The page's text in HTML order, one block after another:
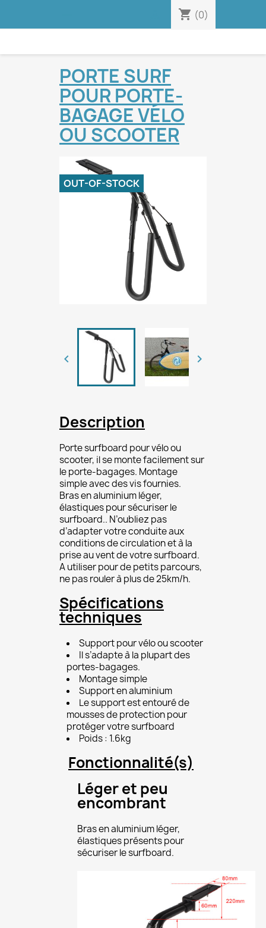
shopping_cart (0)
PORTE SURF
POUR PORTE-
BAGAGE VÉLO
OU SCOOTER
OUT-OF-STOCK
 
Description
Porte surfboard pour vélo ou
scooter, il se monte facilement sur
le porte-bagages. Montage
simple avec des vis fournies.
Bras en aluminium léger,
élastiques pour sécuriser le
surfboard.. N’oubliez pas
d’adapter votre conduite aux
conditions de circulation et à la
prise au vent de votre surfboard.
A utiliser pour de petits parcours,
ne pas rouler à plus de 25km/h.
Spécifications
techniques
Support pour vélo ou scooter
Il s’adapte à la plupart des
portes-bagages.
Montage simple
Support en aluminium
Le support est entouré de
mousses de protection pour
protéger votre surfboard
Poids : 1.6kg
Fonctionnalité(s)
Léger et peu
encombrant
Bras en aluminium léger,
élastiques présents pour
sécuriser le surfboard.